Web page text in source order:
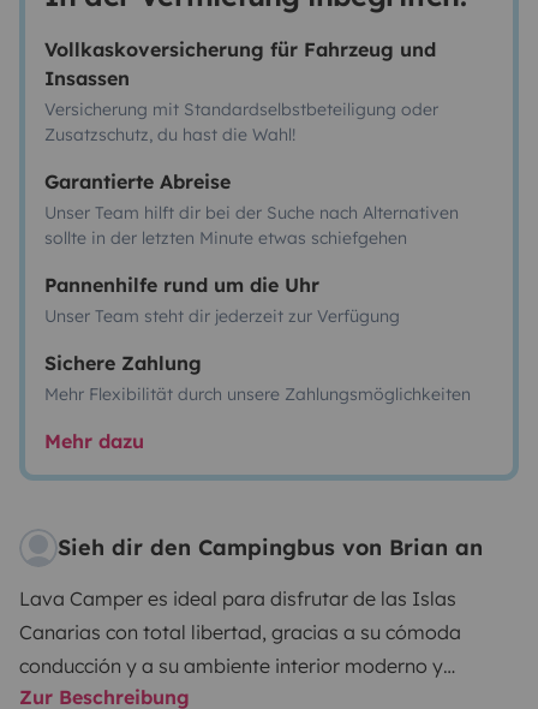
Vollkaskoversicherung für Fahrzeug und
Insassen
Versicherung mit Standardselbstbeteiligung oder
Zusatzschutz, du hast die Wahl!
Garantierte Abreise
Unser Team hilft dir bei der Suche nach Alternativen
sollte in der letzten Minute etwas schiefgehen
Pannenhilfe rund um die Uhr
Unser Team steht dir jederzeit zur Verfügung
Sichere Zahlung
Mehr Flexibilität durch unsere Zahlungsmöglichkeiten
Mehr dazu
Sieh dir den Campingbus von Brian an
Lava Camper es ideal para disfrutar de las Islas
Canarias con total libertad, gracias a su cómoda
conducción y a su ambiente interior moderno y
elegante que te proporciona todas las comodidades.
Zur Beschreibung